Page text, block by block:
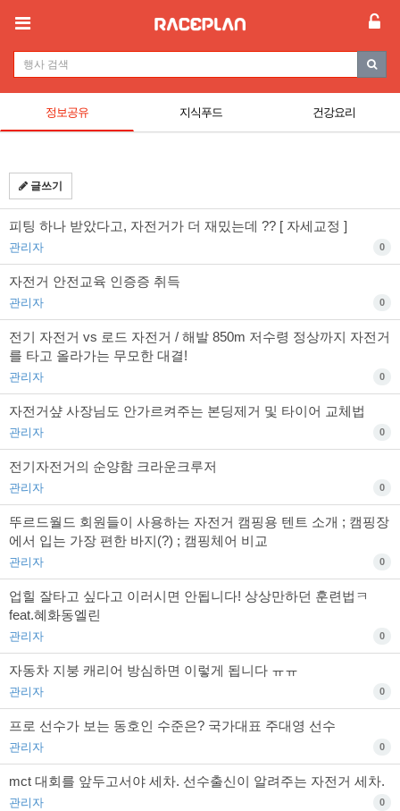
정보공유 지식푸드 건강요리
글쓰기
피팅 하나 받았다고, 자전거가 더 재밌는데 ?? [ 자세교정 ]
관리자 0
자전거 안전교육 인증증 취득
관리자 0
전기 자전거 vs 로드 자전거 / 해발 850m 저수령 정상까지 자전거
를 타고 올라가는 무모한 대결!
관리자 0
자전거샾 사장님도 안가르켜주는 본딩제거 및 타이어 교체법
관리자 0
전기자전거의 순양함 크라운크루저
관리자 0
뚜르드월드 회원들이 사용하는 자전거 캠핑용 텐트 소개 ; 캠핑장
에서 입는 가장 편한 바지(?) ; 캠핑체어 비교
관리자 0
업힐 잘타고 싶다고 이러시면 안됩니다! 상상만하던 훈련법ㅋ
feat.혜화동엘린
관리자 0
자동차 지붕 캐리어 방심하면 이렇게 됩니다 ㅠㅠ
관리자 0
프로 선수가 보는 동호인 수준은? 국가대표 주대영 선수
관리자 0
mct 대회를 앞두고서야 세차. 선수출신이 알려주는 자전거 세차.
관리자 0